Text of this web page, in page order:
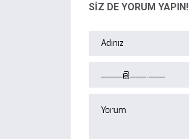
SİZ DE YORUM YAPIN!